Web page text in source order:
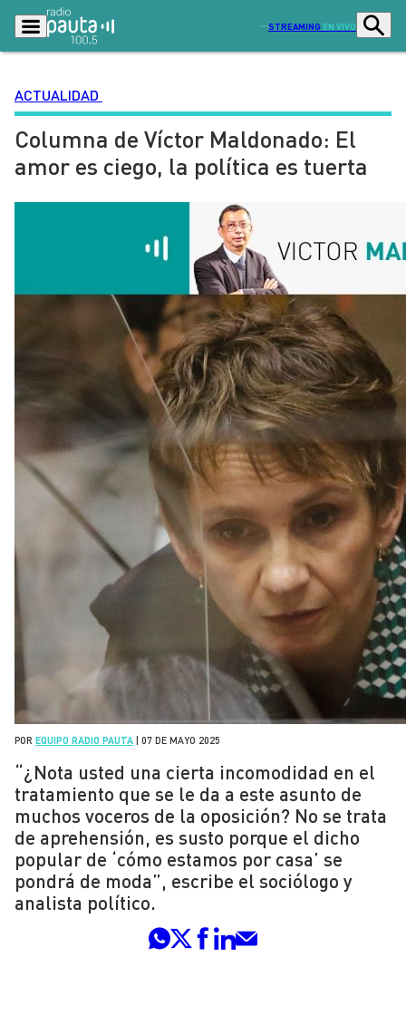
STREAMING EN VIVO
Podcasts Programas
Lo Último Actualidad
Ciudad
Sostenibilidad
Entretención y Cultura Opinión
Dato en Pauta Señal 2
Contenido Patrocinado
ACTUALIDAD
Columna de Víctor Maldonado: El
amor es ciego, la política es tuerta
POR EQUIPO RADIO PAUTA 07 DE MAYO 2025
“¿Nota usted una cierta incomodidad en el
tratamiento que se le da a este asunto de
muchos voceros de la oposición? No se trata
de aprehensión, es susto porque el dicho
popular de ‘cómo estamos por casa’ se
pondrá de moda”, escribe el sociólogo y
analista político.